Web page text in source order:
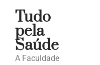
Tudo
pela
Saúde
A Faculdade